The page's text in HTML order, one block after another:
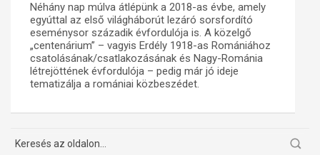
Emlékművek (feltöltés alatt)
Menekültek
Visszhang
Publikációk
Kapcsolat
Trianon-kommentár
Néhány nap múlva átlépünk a 2018-as évbe, amely
egyúttal az első világháborút lezáró sorsfordító
eseménysor századik évfordulója is. A közelgő
„centenárium” – vagyis Erdély 1918-as Romániához
csatolásának/csatlakozásának és Nagy-Románia
létrejöttének évfordulója – pedig már jó ideje
tematizálja a romániai közbeszédet.